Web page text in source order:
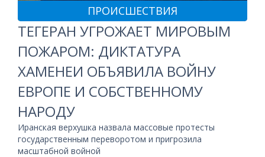
ПРОИСШЕСТВИЯ
ТЕГЕРАН УГРОЖАЕТ МИРОВЫМ
ПОЖАРОМ: ДИКТАТУРА
ХАМЕНЕИ ОБЪЯВИЛА ВОЙНУ
ЕВРОПЕ И СОБСТВЕННОМУ
НАРОДУ
Иранская верхушка назвала массовые протесты
государственным переворотом и пригрозила
масштабной войной